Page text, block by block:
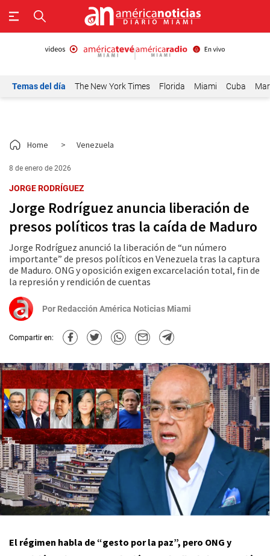
Temas del día The New York Times Florida Miami Cuba
Home > Venezuela
8 de enero de 2026
JORGE RODRÍGUEZ
Jorge Rodríguez anuncia liberación de
presos políticos tras la caída de Maduro
Jorge Rodríguez anunció la liberación de “un número
importante” de presos políticos en Venezuela tras la captura
de Maduro. ONG y oposición exigen excarcelación total, fin de
la represión y rendición de cuentas
Por Redacción América Noticias Miami
Compartir en:
El régimen habla de “gesto por la paz”, pero ONG y